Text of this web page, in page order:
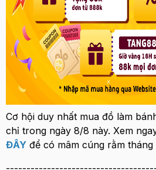
Cơ hội duy nhất mua đồ làm
chỉ trong ngày 8/8 này. Xem
ĐÂY để có mâm cúng rằm